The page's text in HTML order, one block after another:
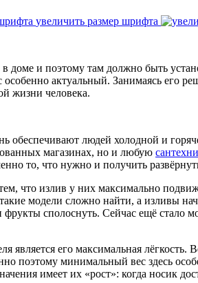
увеличить размер шрифта
и поэтому там должно быть
актуальный. Занимаясь его
жизни человека.
людей холодной и
магазинах, но и любую
то, что нужно и получить
что излив у них максимально
модели сложно найти, а изливы
сполоснуть. Сейчас ещё стало
его максимальная лёгкость.
поэтому минимальный вес здесь
имеет их «рост»: когда носик